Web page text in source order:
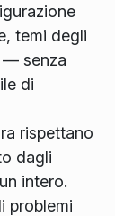
temi degli
— senza
di
rispettano
dagli
intero.
problemi